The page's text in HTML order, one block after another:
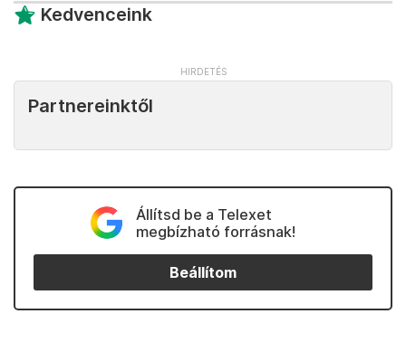
Kedvenceink
Partnereinktől
Állítsd be a Telexet
megbízható forrásnak!
Beállítom